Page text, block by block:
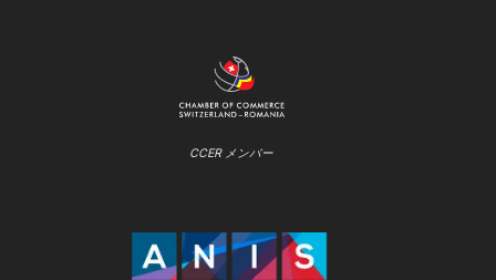
CCER メンバー